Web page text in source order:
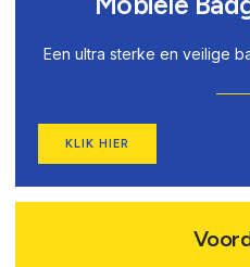
Een ultra sterke en veilige
KLIK HIER